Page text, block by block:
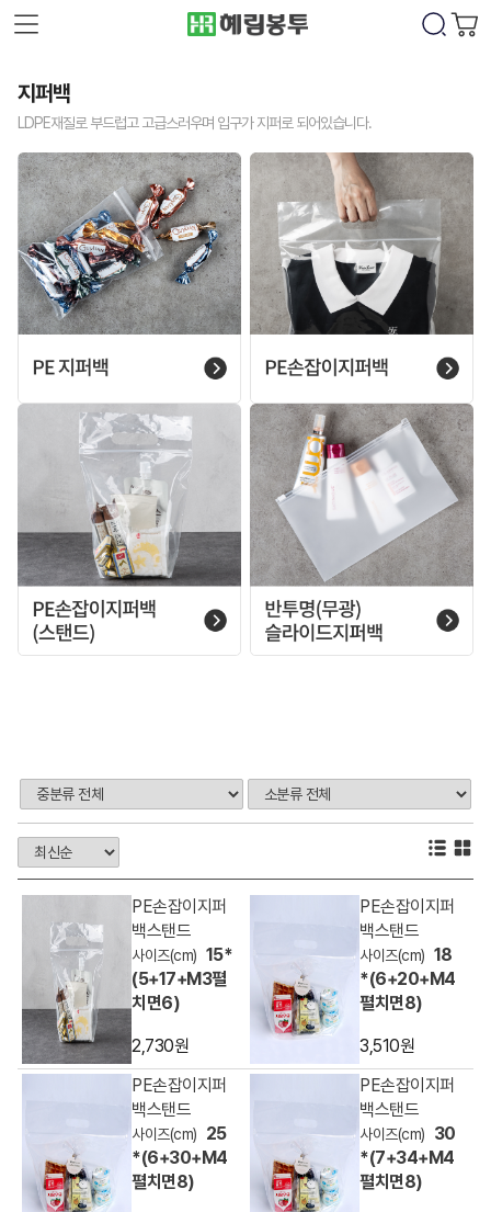
지퍼백
LDPE재질로 부드럽고 고급스러우며 입구가 지퍼로 되어있습니다.
PE손잡이지퍼
백스탠드
15*
(5+17+M3펼
치면6)
2,730원
PE손잡이지퍼
백스탠드
18
*(6+20+M4
펼치면8)
3,510원
PE손잡이지퍼
백스탠드
25
*(6+30+M4
펼치면8)
PE손잡이지퍼
백스탠드
30
*(7+34+M4
펼치면8)